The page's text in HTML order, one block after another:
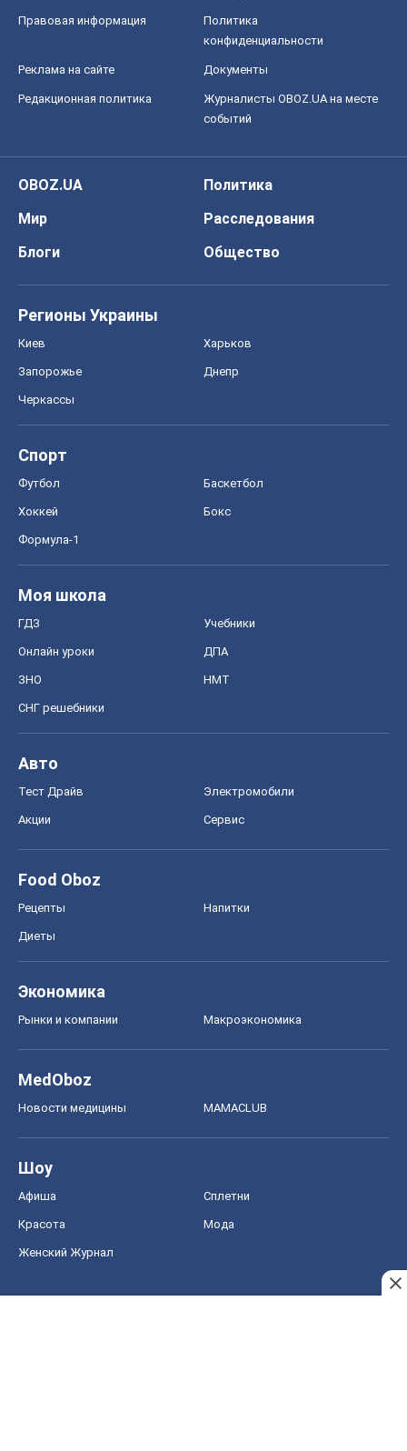
Правовая информация
Политика
конфиденциальности
Реклама на сайте Документы
Редакционная политика
Журналисты OBOZ.UA на месте
событий
OBOZ.UA
Политика
Мир
Расследования
Блоги
Общество
Регионы Украины
Киев Харьков
Запорожье Днепр
Черкассы
Спорт
Футбол Баскетбол
Хоккей Бокс
Формула-1
Моя школа
ГДЗ Учебники
Онлайн уроки ДПА
ЗНО НМТ
СНГ решебники
Авто
Тест Драйв Электромобили
Акции Сервис
Food Oboz
Рецепты Напитки
Диеты
Экономика
Рынки и компании Mакроэкономика
MedOboz
Новости медицины MAMACLUB
Шоу
Афиша Сплетни
Красота Мода
Женский Журнал